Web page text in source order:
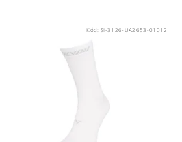
Kód:SI-3126-UA2653-01012